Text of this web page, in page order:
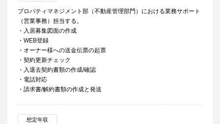
プロパティマネジメント部（不動産管理部門）における業務サポート
（営業事務）担当する。
・入居募集図面の作成
・WEB登録
・オーナー様への送金伝票の起票
・契約更新チェック
・入退去契約書類の作成/確認
・電話対応
・請求書/解約書類の作成と発送
想定年収